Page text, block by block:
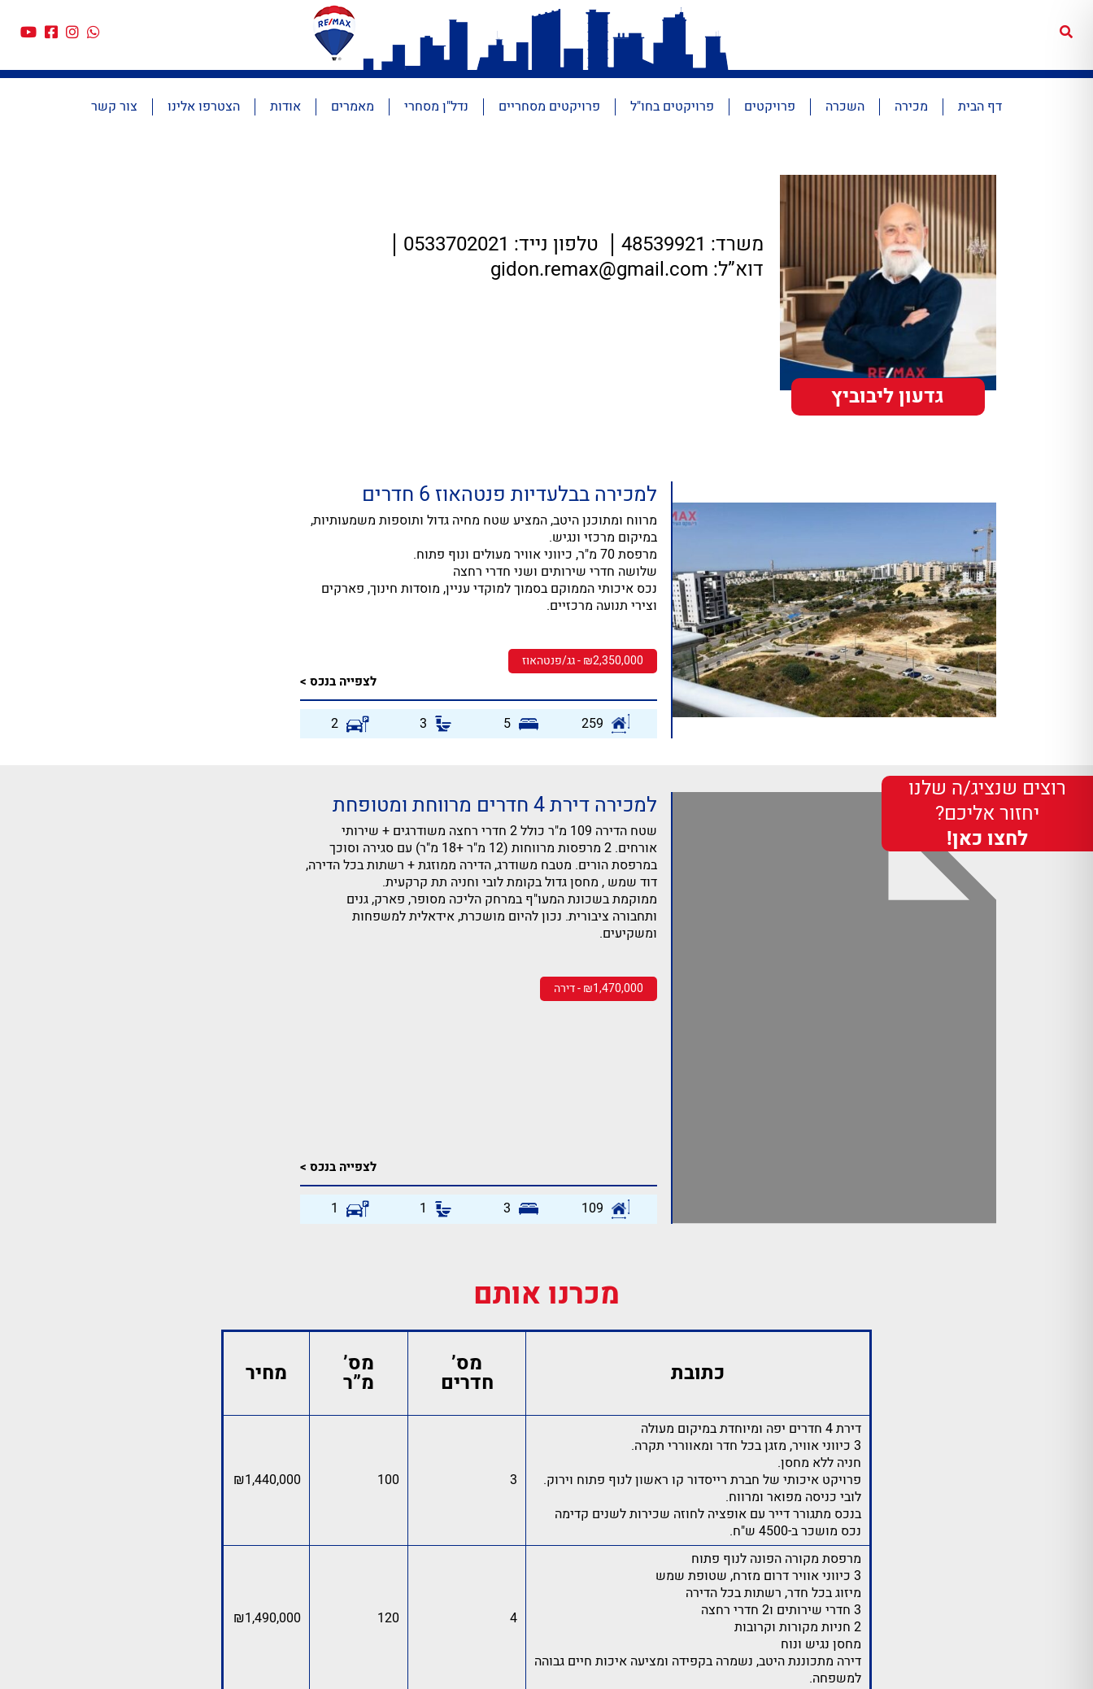
דף הבית מכירה השכרה פרויקטים פרויקטים בחו"ל פרויקטים מסחריים נדל"ן מסחרי מאמרים אודות הצטרפו אלינו צור קשר
גדעון ליבוביץ
משרד: 48539921
טלפון נייד: 0533702021
דוא”ל: gidon.remax@gmail.com
למכירה בבלעדיות פנטהאוז 6 חדרים
מרווח ומתוכנן היטב, המציע שטח מחיה גדול ותוספות משמעותיות,
במיקום מרכזי ונגיש.
מרפסת 70 מ"ר, כיווני אוויר מעולים ונוף פתוח.
שלושה חדרי שירותים ושני חדרי רחצה
נכס איכותי הממוקם בסמוך למוקדי עניין, מוסדות חינוך, פארקים
וצירי תנועה מרכזיים.
₪2,350,000 - גג/פנטהאוז
לצפייה בנכס >
259
5
3
2
למכירה דירת 4 חדרים מרווחת ומטופחת
שטח הדירה 109 מ"ר כולל 2 חדרי רחצה משודרגים + שירותי
אורחים. 2 מרפסות מרווחות (12 מ"ר +18 מ"ר) עם סגירה וסוכך
במרפסת הורים. מטבח משודרג, הדירה ממוזגת + רשתות בכל הדירה,
דוד שמש , מחסן גדול בקומת לובי וחניה תת קרקעית.
ממוקמת בשכונת המעו"ף במרחק הליכה מסופר, פארק, גנים
ותחבורה ציבורית. נכון להיום מושכרת, אידאלית למשפחות
ומשקיעים.
₪1,470,000 - דירה
לצפייה בנכס >
109
3
1
1
מכרנו אותם
כתובת מס’
חדרים
מס’
מ”ר מחיר
דירת 4 חדרים יפה ומיוחדת במיקום מעולה
3 כיווני אוויר, מזגן בכל חדר ומאווררי תקרה.
חניה ללא מחסן.
פרויקט איכותי של חברת רייסדור קו ראשון לנוף פתוח וירוק.
לובי כניסה מפואר ומרווח.
בנכס מתגורר דייר עם אופציה לחוזה שכירות לשנים קדימה
נכס מושכר ב-4500 ש"ח.
3
100
₪1,440,000
מרפסת מקורה הפונה לנוף פתוח
3 כיווני אוויר דרום מזרח, שטופת שמש
מיזוג בכל חדר, רשתות בכל הדירה
3 חדרי שירותים ו2 חדרי רחצה
2 חניות מקורות וקרובות
מחסן נגיש ונוח
דירה מתכוננת היטב, נשמרה בקפידה ומציעה איכות חיים גבוהה
למשפחה.
4
120
₪1,490,000
רוצים שנציג/ה שלנו
יחזור אליכם?
לחצו כאן!